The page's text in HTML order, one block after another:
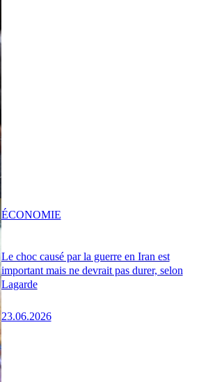
Le choc causé par la guerre en Iran est
important mais ne devrait pas durer, selon
Lagarde
23.06.2026
ÉCONOMIE